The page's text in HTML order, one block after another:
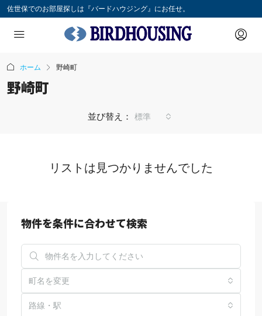
佐世保でのお部屋探しは『バードハウジング』にお任せ。
ホーム 野崎町
野崎町
並び替え： 標準
リストは見つかりませんでした
物件を条件に合わせて検索
町名を変更
路線・駅